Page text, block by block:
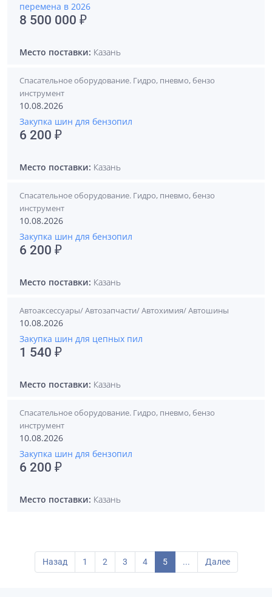
перемена в 2026
8 500 000 ₽
Место поставки: Казань
Спасательное оборудование. Гидро, пневмо, бензо
инструмент
10.08.2026
Закупка шин для бензопил
6 200 ₽
Место поставки: Казань
Спасательное оборудование. Гидро, пневмо, бензо
инструмент
10.08.2026
Закупка шин для бензопил
6 200 ₽
Место поставки: Казань
Автоаксессуары/ Автозапчасти/ Автохимия/ Автошины
10.08.2026
Закупка шин для цепных пил
1 540 ₽
Место поставки: Казань
Спасательное оборудование. Гидро, пневмо, бензо
инструмент
10.08.2026
Закупка шин для бензопил
6 200 ₽
Место поставки: Казань
Назад 1 2 3 4 5 ... Далее